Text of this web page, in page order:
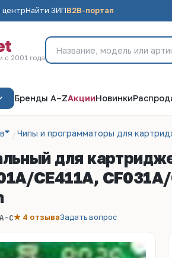
центрНайти ЗИПB2B-портал
с 2001 года
Бренды A–ZАкцииНовинки
Чипы и программаторы для
для
CE411A,
C★ 4 отзываЗадать вопрос